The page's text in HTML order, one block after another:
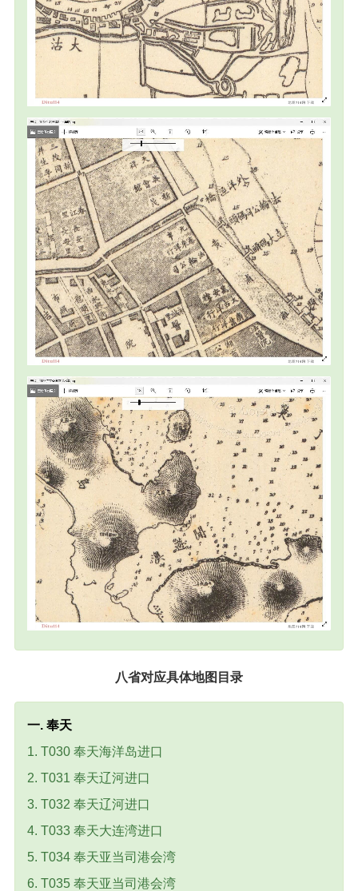
八省对应具体地图目录
一. 奉天
1. T030 奉天海洋岛进口
2. T031 奉天辽河进口
3. T032 奉天辽河进口
4. T033 奉天大连湾进口
5. T034 奉天亚当司港会湾
6. T035 奉天亚当司港会湾